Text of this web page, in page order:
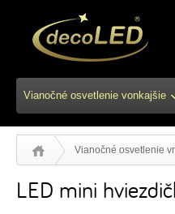
Vianočné osvetlenie vonkajšie
Vianočné osvetlenie
LED mini